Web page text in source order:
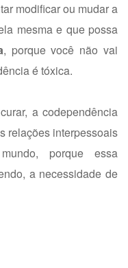
modificar ou mudar a
mesma e que possa
, porque você não vai
é tóxica.
a codependência
relações interpessoais
porque essa
a necessidade de